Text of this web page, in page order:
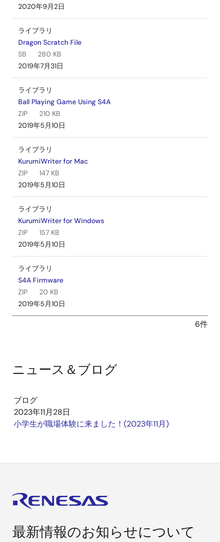
2020年9月2日
ライブラリ
Dragon Scratch File
SB
280 KB
2019年7月31日
ライブラリ
Ball Playing Game Using S4A
ZIP
210 KB
2019年5月10日
ライブラリ
KurumiWriter for Mac
ZIP
147 KB
2019年5月10日
ライブラリ
KurumiWriter for Windows
ZIP
157 KB
2019年5月10日
ライブラリ
S4A Firmware
ZIP
20 KB
2019年5月10日
6件
ニュース＆ブログ
ブログ
2023年11月28日
小学生が職場体験に来ました！(2023年11月)
最新情報のお知らせについて